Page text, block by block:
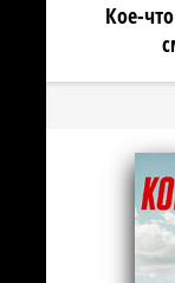
Кое-